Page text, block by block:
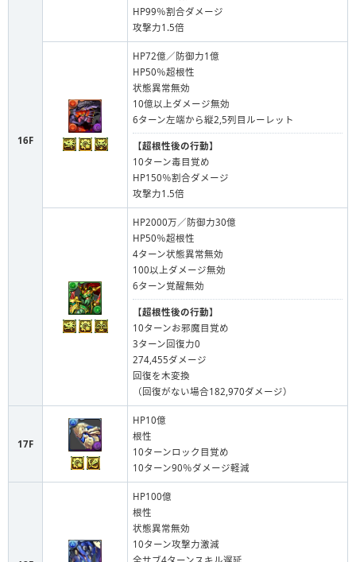
16F
HP99％割合ダメージ
攻撃力1.5倍
HP72億／防御力1億
HP50％超根性
状態異常無効
10億以上ダメージ無効
6ターン左端から縦2,5列目ルーレット
【超根性後の行動】
10ターン毒目覚め
HP150％割合ダメージ
攻撃力1.5倍
HP2000万／防御力30億
HP50％超根性
4ターン状態異常無効
100以上ダメージ無効
6ターン覚醒無効
【超根性後の行動】
10ターンお邪魔目覚め
3ターン回復力0
274,455ダメージ
回復を木変換
（回復がない場合182,970ダメージ）
17F
HP10億
根性
10ターンロック目覚め
10ターン90％ダメージ軽減
HP100億
根性
状態異常無効
10ターン攻撃力激減